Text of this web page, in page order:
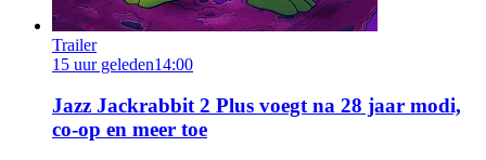
Trailer
15 uur geleden14:00
Jazz Jackrabbit 2 Plus voegt na 28 jaar modi,
co-op en meer toe